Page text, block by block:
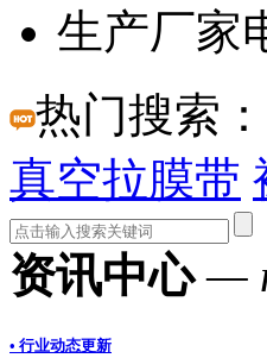
热门搜索：
真空拉膜带
资讯中心—
• 行业动态更新